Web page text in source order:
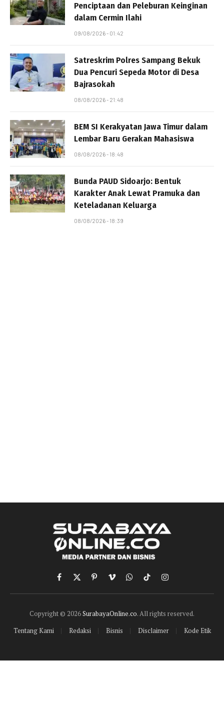
Penciptaan dan Peleburan Keinginan
dalam Cermin Ilahi
09/08/2026 - 01:42
Satreskrim Polres Sampang Bekuk
Dua Pencuri Sepeda Motor di Desa
Bajrasokah
08/08/2026 - 21:48
BEM SI Kerakyatan Jawa Timur dalam
Lembar Baru Gerakan Mahasiswa
08/08/2026 - 18:48
Bunda PAUD Sidoarjo: Bentuk
Karakter Anak Lewat Pramuka dan
Keteladanan Keluarga
08/08/2026 - 18:39
Facebook
X
(Twitter)
PinterestVimeoWhatsApp
TikTokInstagram
Copyright © 2026SurabayaOnline.co. All rights reserved.
Tentang Kami
Redaksi Bisnis Disclaimer Kode Etik